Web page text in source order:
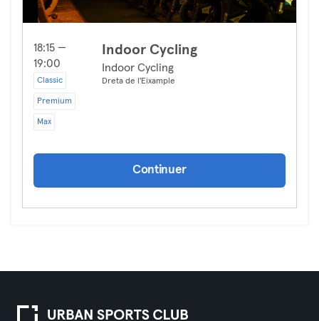
18:15 —
19:00
Classic
Premium
Max
Indoor Cycling
Indoor Cycling
Dreta de l'Eixample
Continuer